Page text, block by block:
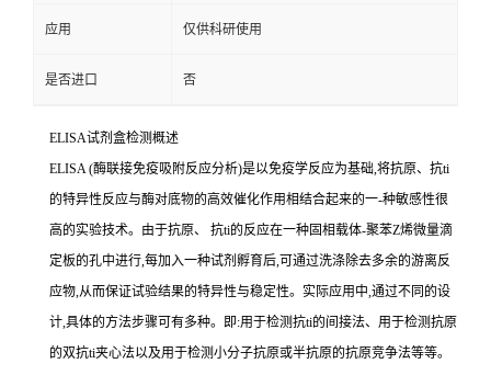
应用 仅供科研使用
是否进口 否
ELISA试剂盒检测概述
ELISA (酶联接免疫吸附反应分析)是以免疫学反应为基础,将抗原、 抗ti
的特异性反应与酶对底物的高效催化作用相结合起来的一-种敏感性很
高的实验技术。由于抗原、 抗ti的反应在一种固相载体-聚苯Z烯微量滴
定板的孔中进行,每加入一种试剂孵育后,可通过洗涤除去多余的游离反
应物,从而保证试验结果的特异性与稳定性。实际应用中,通过不同的设
计,具体的方法步骤可有多种。即:用于检测抗ti的间接法、用于检测抗原
的双抗ti夹心法以及用于检测小分子抗原或半抗原的抗原竞争法等等。